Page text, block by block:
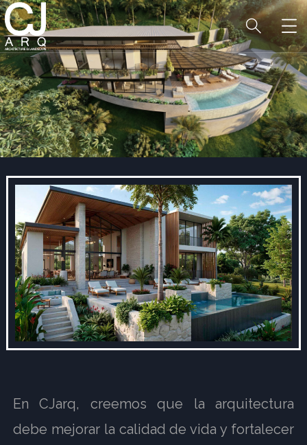
En CJarq, creemos que la arquitectura
debe mejorar la calidad de vida y fortalecer